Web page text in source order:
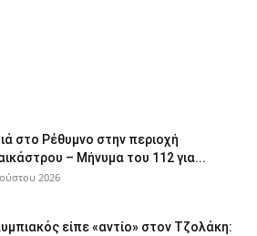
στο Ρέθυμνο στην περιοχή
– Μήνυμα του 112 για...
2026
είπε «αντίο» στον Τζολάκη: